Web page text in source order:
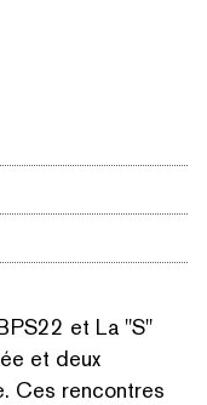
et La "S"
et deux
Ces rencontres